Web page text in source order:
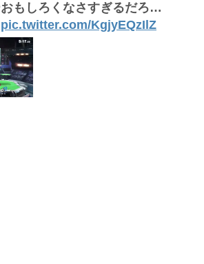
もしろくなさすぎるだろ…
pic.twitter.com/KgjyEQzIlZ